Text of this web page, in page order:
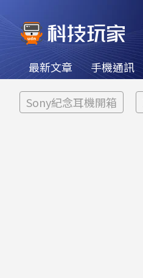
最新文章 手機通訊
Sony紀念耳機開箱